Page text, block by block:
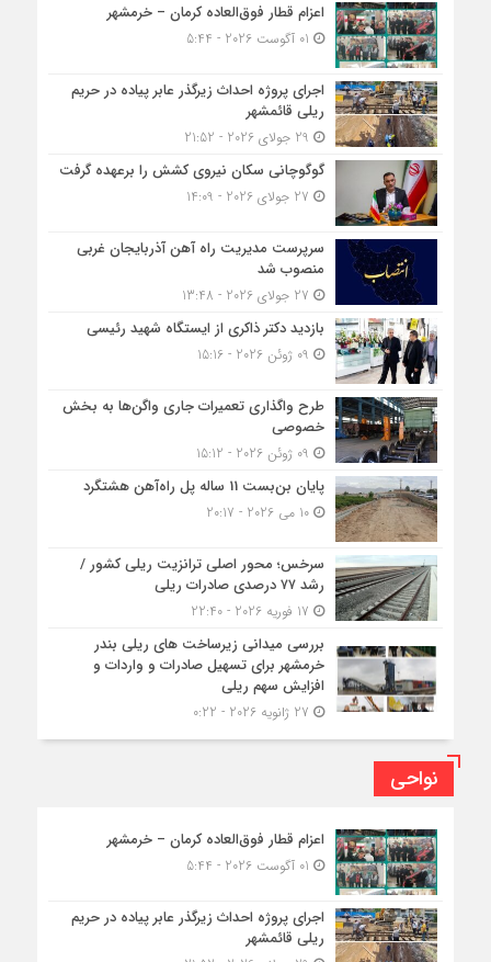
اعزام قطار فوق‌العاده کرمان – خرمشهر
اجرای پروژه احداث زیرگذر عابر پیاده در حریم
ریلی قائمشهر
گوگوچانی سکان نیروی کشش را برعهده گرفت
سرپرست مدیریت راه آهن آذربایجان غربی
منصوب شد
بازدید دکتر ذاکری از ایستگاه شهید رئیسی
طرح واگذاری تعمیرات جاری واگن‌ها به بخش
خصوصی
پایان بن‌بست 11 ساله پل راه‌آهن هشتگرد
10 می 2026 - 20:17
سرخس؛ محور اصلی ترانزیت ریلی کشور /
رشد ۷۷ درصدی صادرات ریلی
بررسی میدانی زیرساخت های ریلی بندر
خرمشهر برای تسهیل صادرات و واردات و
افزایش سهم ریلی
نواحی
اعزام قطار فوق‌العاده کرمان – خرمشهر
اجرای پروژه احداث زیرگذر عابر پیاده در حریم
ریلی قائمشهر